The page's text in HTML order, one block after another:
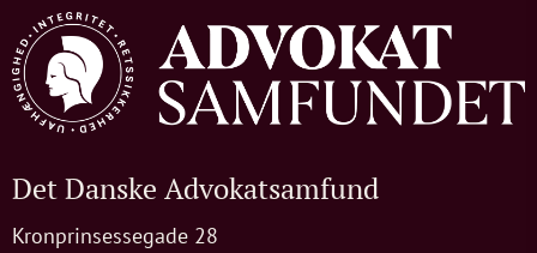
Det Danske Advokatsamfund
Kronprinsessegade 28